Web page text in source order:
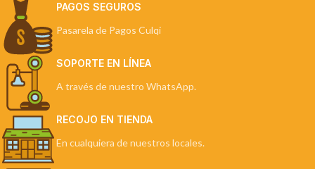
PAGOS SEGUROS
Pasarela de Pagos Culqi
SOPORTE EN LÍNEA
A través de nuestro WhatsApp.
RECOJO EN TIENDA
En cualquiera de nuestros locales.